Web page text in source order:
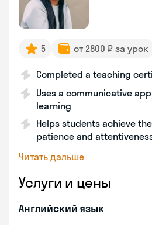
5 от 2800 ₽ за урок
Completed a teaching
Uses a communicative
learning
Helps students achieve
patience and
Читать дальше
Услуги и цены
Английский язык